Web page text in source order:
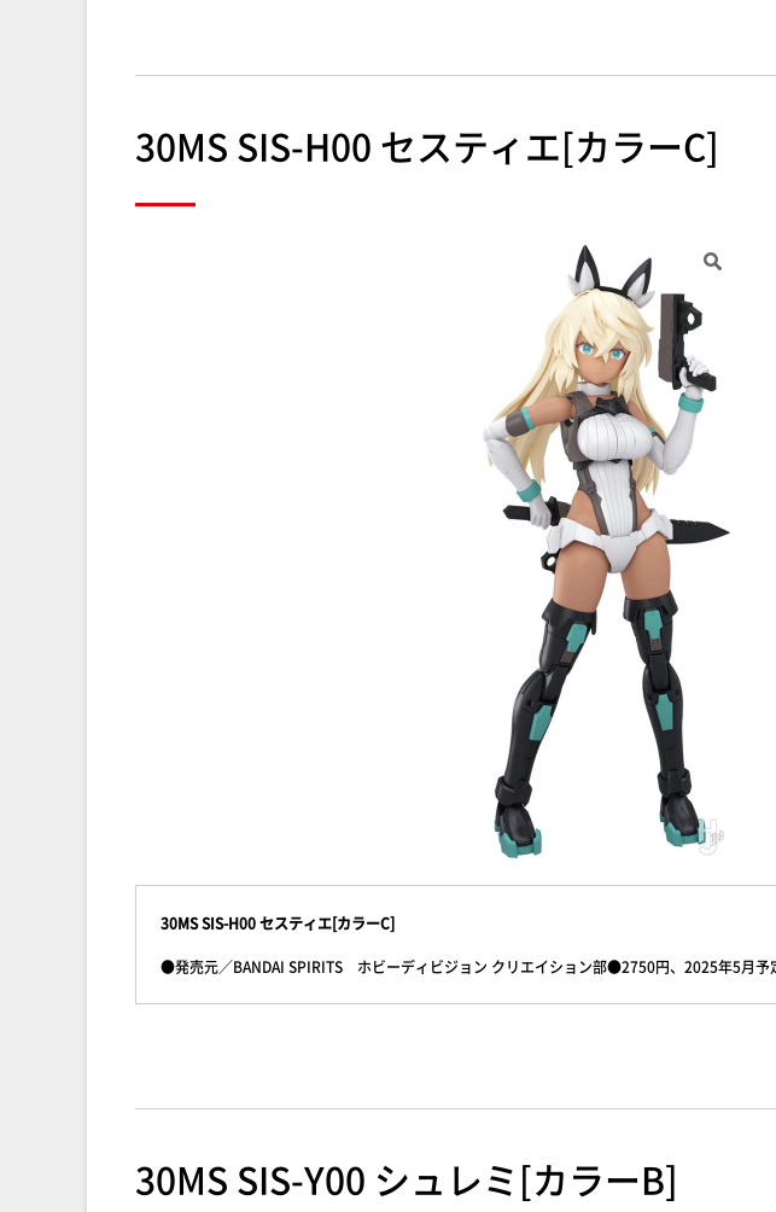
30MS SIS-H00 セスティエ[カラーC]
30MS SIS-H00 セスティエ[カラーC]
●発売元／BANDAI SPIRITS ホビーディビジョン クリエイション部●2750円、2025年5月
30MS SIS-Y00 シュレミ[カラーB]